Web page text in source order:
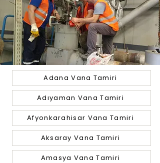
Adana Vana Tamiri
Adıyaman Vana Tamiri
Afyonkarahisar Vana Tamiri
Aksaray Vana Tamiri
Amasya Vana Tamiri